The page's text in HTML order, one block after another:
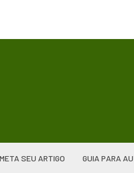
SEU ARTIGO GUIA PARA